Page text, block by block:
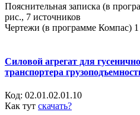
Пояснительная записка (в
рис., 7 источников
Чертежи (в программе Компас) 1
Силовой агрегат для
транспортера
Код: 02.01.02.01.10
Как тут скачать?